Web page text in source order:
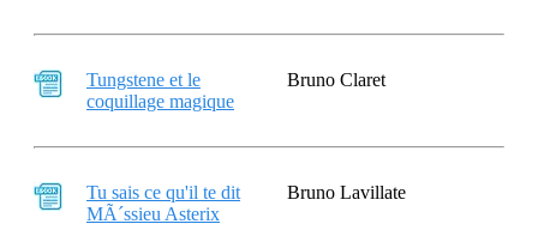
Tungstene et le
coquillage magique
Bruno Claret
Tu sais ce qu'il te dit
MÃ´ssieu Asterix
Bruno Lavillate